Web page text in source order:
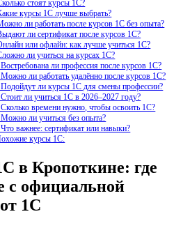
стоят курсы 1С?
курсы 1С лучше выбрать?
ли работать после курсов 1С без опыта?
ли сертификат после курсов 1С?
или офлайн: как лучше учиться 1С?
ли учиться на курсах 1С?
Востребована ли профессия после курсов 1С?
Можно ли работать удалённо после курсов 1С?
Подойдут ли курсы 1С для смены профессии?
Стоит ли учиться 1С в 2026–2027 году?
Сколько времени нужно, чтобы освоить 1С?
Можно ли учиться без опыта?
Что важнее: сертификат или навыки?
курсы 1С:
в Кропоткине: где
с официальной
1С